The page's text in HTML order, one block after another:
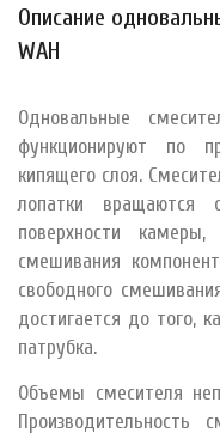
Описание
WAH
Одновальные
функционируют по
кипящего слоя.
лопатки вращаются
поверхности
смешивания
свободного
достигается до того,
патрубка.
Объемы смесителя
Производительность